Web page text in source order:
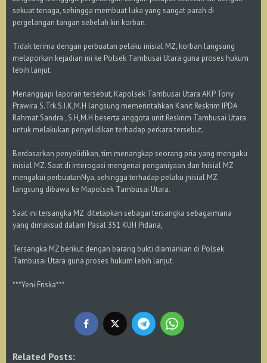
sekuat tenaga, sehingga membuat luka yang sangat parah di
pergelangan tangan sebelah kiri korban.
Tidak terima dengan perbuatan pelaku inisial MZ, korban langsung
melaporkan kejadian ini ke Polsek Tambusai Utara guna proses hukum
lebih lanjut.
Menanggapi laporan tersebut, Kapolsek Tambusai Utara AKP Tony
Prawira S.Trk.S.I.K,M.H langsung memerintahkan Kanit Reskrim IPDA
Rahmat Sandra , S.H,M.H beserta anggota unit Reskrim Tambusai Utara
untuk melakukan penyelidikan terhadap perkara tersebut.
Berdasarkan penyelidikan, tim menangkap seorang pria yang mengaku
inisial MZ. Saat di interogasi mengenai penganiyaan dan Inisial MZ
mengakui perbuatanNya, sehingga terhadap pelaku jnisial MZ
langsung dibawa ke Mapolsek Tambusai Utara.
Saat ini tersangka MZ ditetapkan sebagai tersangka sebagaimana
yang dimaksud dalam Pasal 351 KUH Pidana,
Tersangka MZ berikut dengan barang bukti diamankan di Polsek
Tambusai Utara guna proses hukum lebih lanjut.
***Yeni Friska***
Related Posts: